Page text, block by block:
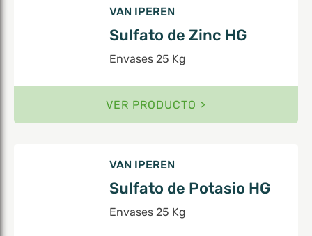
VAN IPEREN
Sulfato de Zinc HG
Envases 25 Kg
VER PRODUCTO >
VAN IPEREN
Sulfato de Potasio HG
Envases 25 Kg